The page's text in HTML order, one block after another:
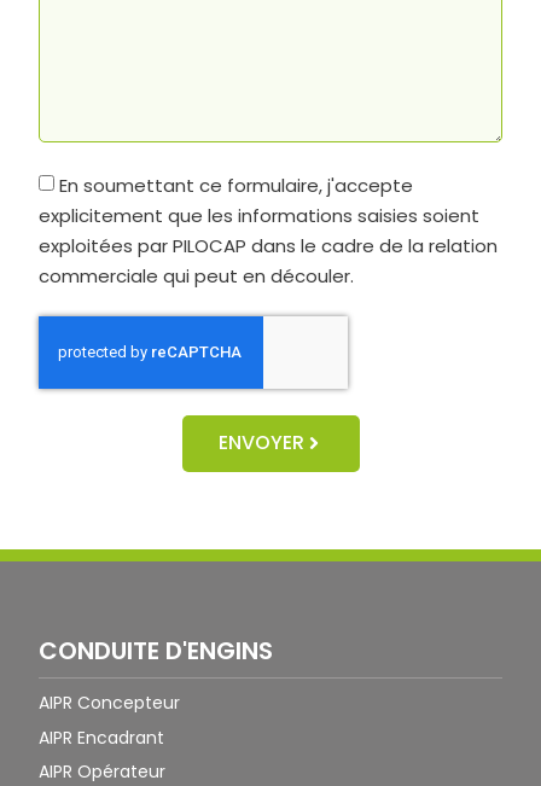
En soumettant ce formulaire, j'accepte
explicitement que les informations saisies soient
exploitées par PILOCAP dans le cadre de la relation
commerciale qui peut en découler.
ENVOYER
CONDUITE D'ENGINS
AIPR Concepteur
AIPR Encadrant
AIPR Opérateur